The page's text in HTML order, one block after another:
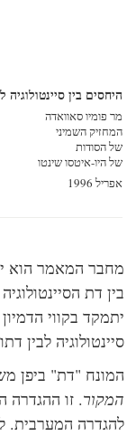
בין סיינטולוגיה
סאוואדה
השמיני
הסודות
איטסו שינטו
1996
המאמר הוא יפני,
דת הסיינטולוגיה
בקווי הדמיון
לבין דתות
"דת" ביפן
. זו ההגדרה
המערבית.